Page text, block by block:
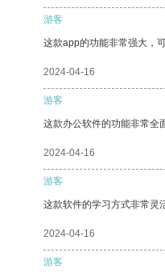
游客
这款app的功能非常强大，
2024-04-16
游客
这款办公软件的功能非常全
2024-04-16
游客
这款软件的学习方式非常灵
2024-04-16
游客